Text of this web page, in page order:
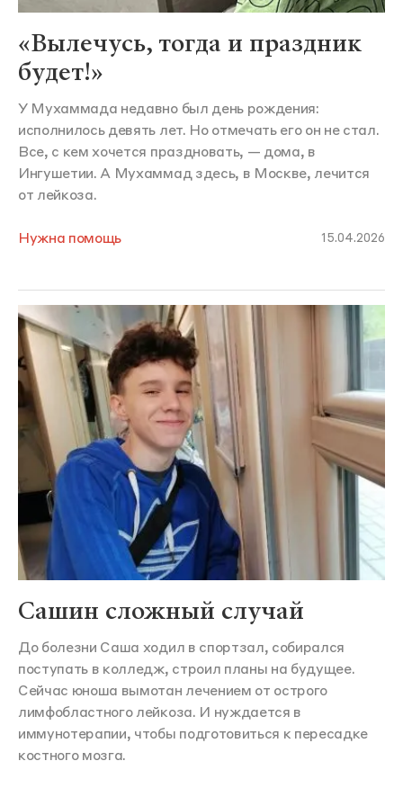
«Вылечусь, тогда и праздник
будет!»
У Мухаммада недавно был день рождения:
исполнилось девять лет. Но отмечать его он не стал.
Все, с кем хочется праздновать, — дома, в
Ингушетии. А Мухаммад здесь, в Москве, лечится
от лейкоза.
Нужна помощь 15.04.2026
Сашин сложный случай
До болезни Саша ходил в спортзал, собирался
поступать в колледж, строил планы на будущее.
Сейчас юноша вымотан лечением от острого
лимфобластного лейкоза. И нуждается в
иммунотерапии, чтобы подготовиться к пересадке
костного мозга.